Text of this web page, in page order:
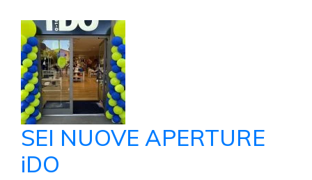
SEI NUOVE APERTURE
iDO